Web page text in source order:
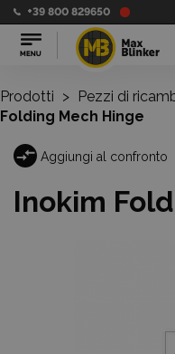
+39 800 829650
Prodotti > Pezzi di
Folding Mech Hinge
Aggiungi al confronto
Inokim